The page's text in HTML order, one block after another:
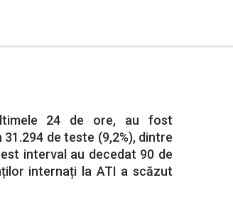
24 de ore, au fost
de teste (9,2%), dintre
interval au decedat 90 de
internați la ATI a scăzut